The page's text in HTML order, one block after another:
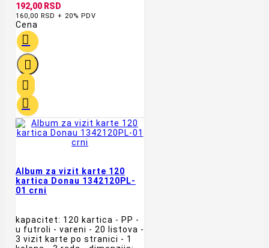
192,00 RSD
160,00 RSD + 20% PDV
Cena




Album za vizit karte 120
kartica Donau 1342120PL-
01 crni
kapacitet: 120 kartica - PP -
u futroli - vareni - 20 listova -
3 vizit karte po stranici - 1